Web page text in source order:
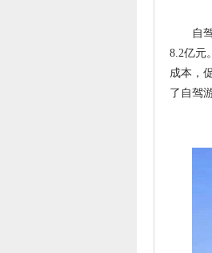
自驾
8.2亿元
成本，
了自驾